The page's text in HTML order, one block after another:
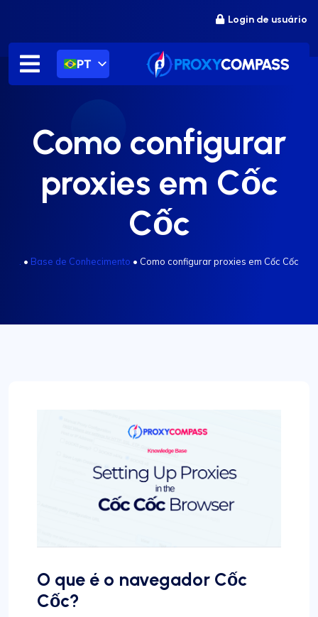
conteúdo
Login de usuário
PT
Como configurar
proxies em Cốc
Cốc
• Base de Conhecimento • Como configurar proxies em Cốc Cốc
O que é o navegador Cốc
Cốc?